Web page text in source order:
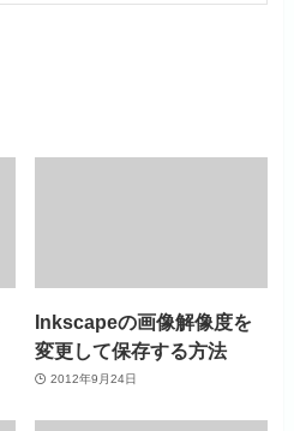
Inkscapeの画像解像度を
変更して保存する方法
2012年9月24日